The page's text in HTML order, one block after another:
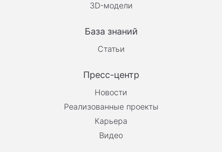
3D-модели
База знаний
Статьи
Пресс-центр
Новости
Реализованные проекты
Карьера
Видео